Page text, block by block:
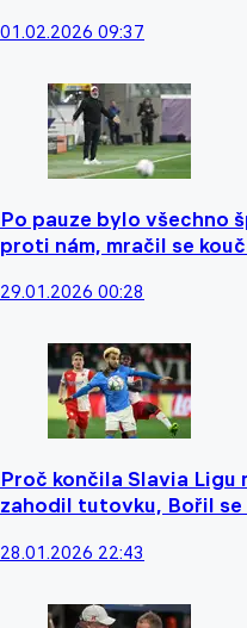
01.02.2026 09:37
Po pauze bylo všechno
proti nám, mračil se
29.01.2026 00:28
Proč končila Slavia Ligu
zahodil tutovku, Bořil
28.01.2026 22:43